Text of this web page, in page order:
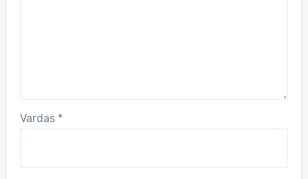
Vardas *